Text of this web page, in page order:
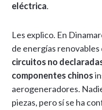
eléctrica.
Les explico. En
de energías
circuitos no
componentes chinos
aerogeneradores.
piezas, pero sí se ha